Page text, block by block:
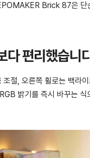
Brick 87은 단
다 편리했습니
절, 오른쪽 휠로는 백라
밝기를 즉시 바꾸는